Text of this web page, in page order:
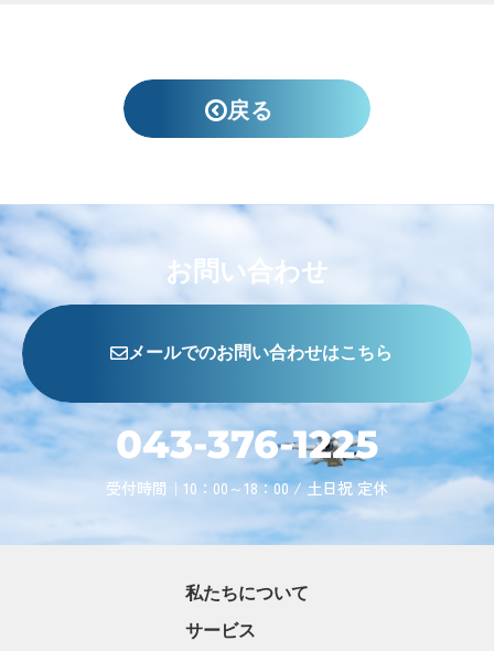
戻る
お問い合わせ
メールでのお問い合わせはこちら
043-376-1225
受付時間｜10：00～18：00 / 土日祝 定休
私たちについて
サービス